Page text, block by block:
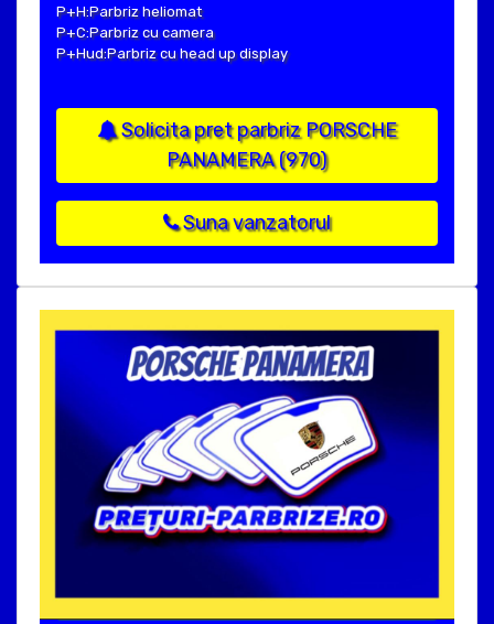
P+H:Parbriz heliomat
P+C:Parbriz cu camera
P+Hud:Parbriz cu head up display
Solicita pret parbriz PORSCHE
PANAMERA (970)
Suna vanzatorul